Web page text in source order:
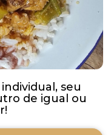
seu
de igual ou